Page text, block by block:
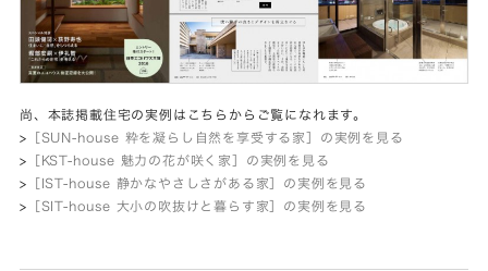
尚、本誌掲載住宅の実例はこちらからご覧になれます。
> ［SUN-house 粋を凝らし自然を享受する家］の実例を見る
> ［KST-house 魅力の花が咲く家］の実例を見る
> ［IST-house 静かなやさしさがある家］の実例を見る
> ［SIT-house 大小の吹抜けと暮らす家］の実例を見る